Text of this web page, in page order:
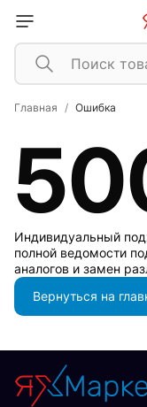
Главная Ошибка
Индивидуальный
полной ведомости
аналогов и замен
Вернуться на